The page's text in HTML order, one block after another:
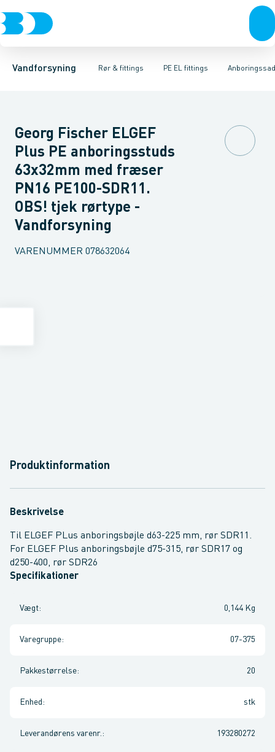
Vandforsyning Rør & fittings
Rør & fittingsKoblinger & anboringerMuffer, klemmer &
PE EL fittings
PE rørPE EL fittingsPE fittings Duktiljern fittings
VinklerT-stykker SvejsemufferReduktionerAnboringssadler-
Georg Fischer ELGEF
Plus PE anboringsstuds
63x32mm med fræser
PN16 PE100-SDR11.
OBS! tjek rørtype -
Vandforsyning
VARENUMMER 078632064
Produktinformation
Beskrivelse
Til ELGEF PLus anboringsbøjle d63-225 mm, rør SDR11.
For ELGEF Plus anboringsbøjle d75-315, rør SDR17 og
d250-400, rør SDR26
Specifikationer
Vægt: 0,144 Kg
Varegruppe: 07-375
Pakkestørrelse: 20
Enhed : stk
Leverandørens varenr. : 193280272